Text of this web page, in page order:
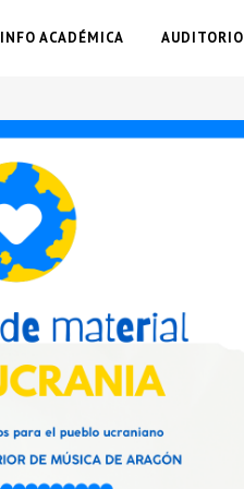
INFO ACADÉMICA AUDITORIO